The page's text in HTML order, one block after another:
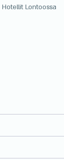
Lontoossa